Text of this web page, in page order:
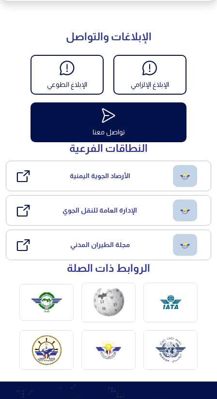
الإبلاغات والتواصل
الإبلاغ الإلزامي الإبلاغ الطوعي
تواصل معنا
النطاقات الفرعية
الأرصاد الجوية اليمنية
الإدارة العامة للنقل الجوي
مجلة الطيران المدني
الروابط ذات الصلة